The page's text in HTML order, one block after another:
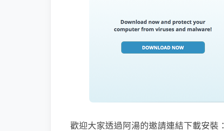
歡迎大家透過阿湯的邀請連結下載安裝：